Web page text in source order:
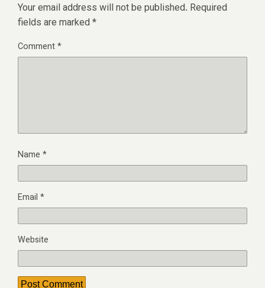
Your email address will not be published. Required
fields are marked *
Comment*
Name *
Email *
Website